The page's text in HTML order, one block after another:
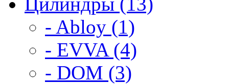
- Abloy (1)
- EVVA (4)
- DOM (3)